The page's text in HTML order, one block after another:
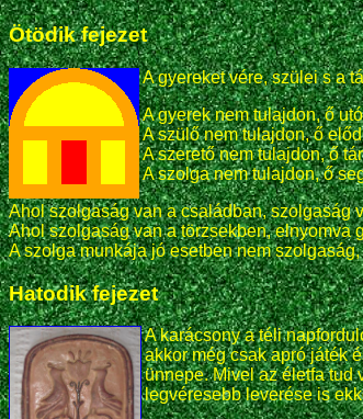
Ötödik fejezet
A gyereket vére, szülei s a
A gyerek nem tulajdon, ő
A szülő nem tulajdon, ő
A szerető nem tulajdon, ő
A szolga nem tulajdon, ő
Ahol szolgaság van a családban, szolgaság
Ahol szolgaság van a törzsekben, elnyomva
A szolga munkája jó esetben nem
Hatodik fejezet
A karácsony a téli
akkor még csak apró játék
ünnepe. Mivel az életfa tud
legvéresebb leverése is